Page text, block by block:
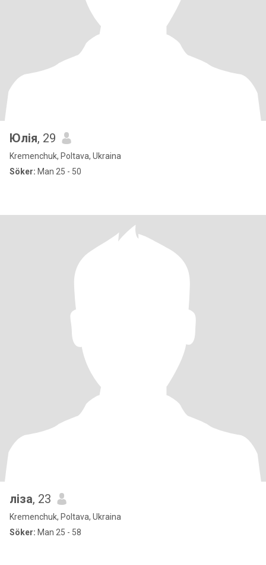
Юлія, 29
Kremenchuk, Poltava, Ukraina
Söker: Man 25 - 50
ліза, 23
Kremenchuk, Poltava, Ukraina
Söker: Man 25 - 58